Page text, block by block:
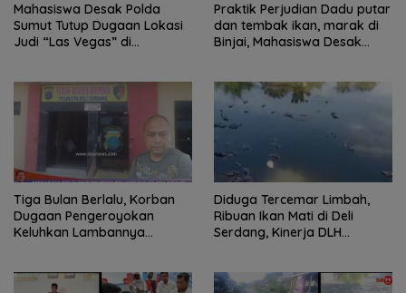
Mahasiswa Desak Polda
Sumut Tutup Dugaan Lokasi
Judi “Las Vegas” di
Praktik Perjudian Dadu putar
dan tembak ikan, marak di
Binjai, Mahasiswa Desak
Tiga Bulan Berlalu, Korban
Dugaan Pengeroyokan
Keluhkan Lambannya
Diduga Tercemar Limbah,
Ribuan Ikan Mati di Deli
Serdang, Kinerja DLH